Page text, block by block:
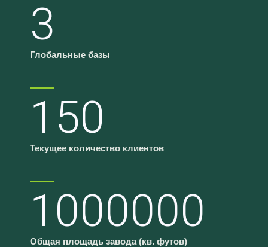
3
Глобальные базы
150
Текущее количество клиентов
1000000
Общая площадь завода (кв. футов)